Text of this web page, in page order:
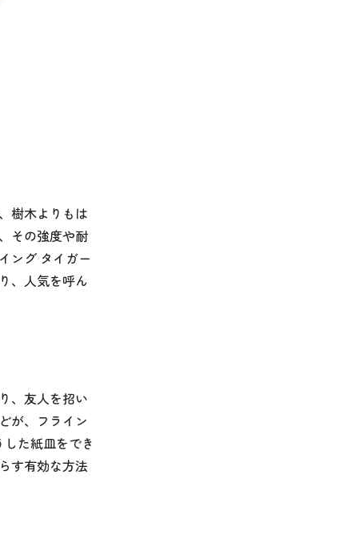
樹木よりもは
その強度や耐
ング タイガー
、人気を呼ん
、友人を招い
が、フライン
た紙皿をでき
す有効な方法